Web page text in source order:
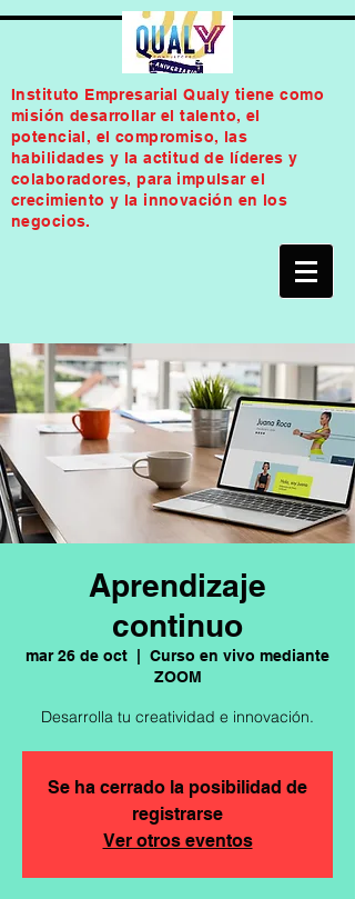
Instituto Empresarial Qualy tiene como
misión desarrollar el talento, el
potencial, el compromiso, las
habilidades y la actitud de líderes y
colaboradores, para impulsar el
crecimiento y la innovación en los
negocios.
Aprendizaje
continuo
mar 26 de oct
Curso en vivo mediante
ZOOM
Desarrolla tu creatividad e innovación.
Se ha cerrado la posibilidad de
registrarse
Ver otros eventos